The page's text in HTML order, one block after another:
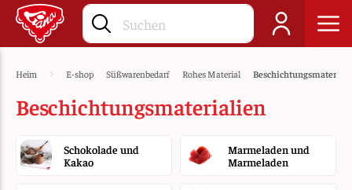
Heim E-shop Süßwarenbedarf Rohes Material
Beschichtungsmaterialien
Schokolade und
Kakao
Marmeladen und
Marmeladen